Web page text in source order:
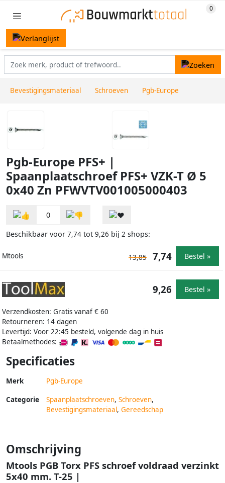
Bevestigingsmateriaal Schroeven Pgb-Europe
Pgb-Europe PFS+ |
Spaanplaatschroef PFS+ VZK-T Ø 5
0x40 Zn PFWVTV001005000403
0
Beschikbaar voor 7,74 tot 9,26 bij 2 shops:
Mtools 13,85 7,74 Bestel »
Verzendkosten: Gratis vanaf € 60
Retourneren: 14 dagen
Levertijd: Voor 22:45 besteld, volgende dag in huis
Betaalmethodes:
9,26 Bestel »
Specificaties
Merk Pgb-Europe
Categorie Spaanplaatschroeven, Schroeven,
Bevestigingsmateriaal, Gereedschap
Omschrijving
Mtools PGB Torx PFS schroef voldraad verzinkt
5x40 mm. T-25 |